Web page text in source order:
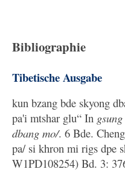
Bibliographie
Tibetische Ausgabe
kun bzang bde skyong
pa'i mtshar glu“ In
dbang mo/. 6 Bde.
pa/ si khron mi rigs dpe
W1PD108254) Bd. 3: